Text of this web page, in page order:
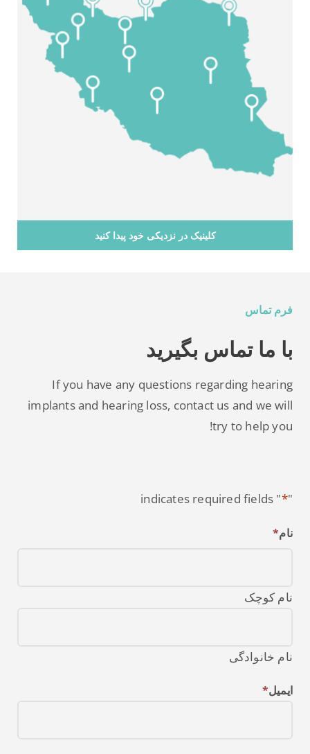
کلینیک در نزدیکی خود پیدا کنید
فرم تماس
با ما تماس بگیرید
If you have any questions regarding hearing
implants and hearing loss, contact us and we will
try to help you!
"
*
" indicates required fields
نام*
نام کوچک
نام خانوادگی
ایمیل*